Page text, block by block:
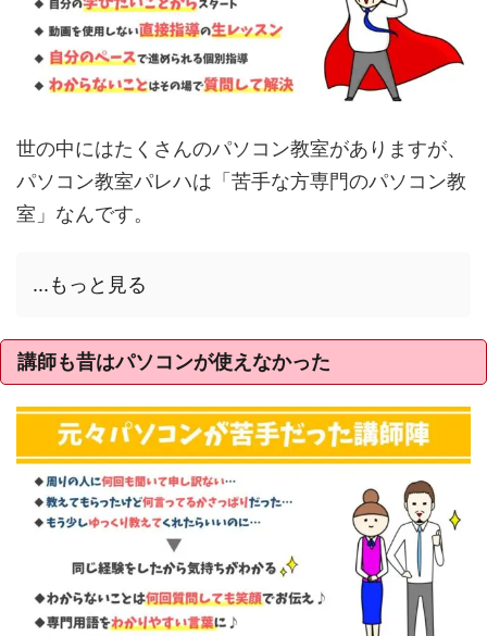
世の中にはたくさんのパソコン教室がありますが、
パソコン教室パレハは「苦手な方専門のパソコン教
室」なんです。
...もっと見る
講師も昔はパソコンが使えなかった